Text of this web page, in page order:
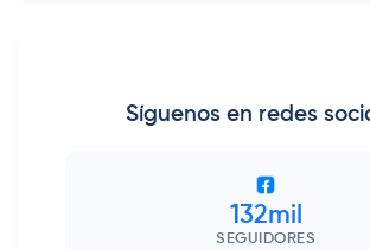
Síguenos en redes
132mil
SEGUIDORES